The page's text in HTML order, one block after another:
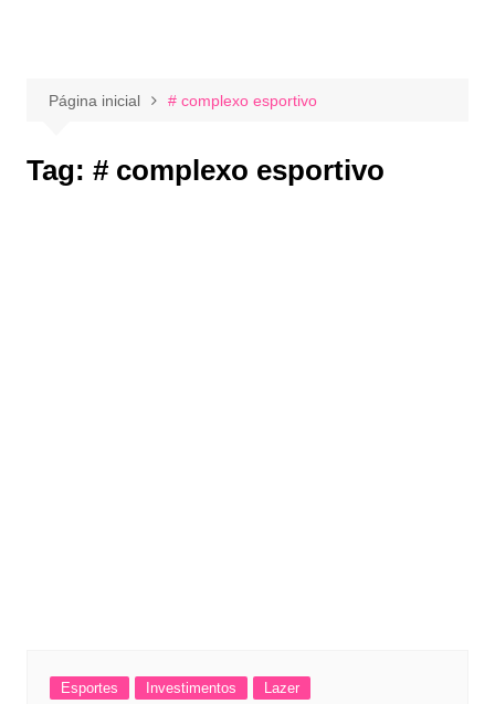
Página inicial # complexo esportivo
Tag: # complexo esportivo
Esportes Investimentos Lazer